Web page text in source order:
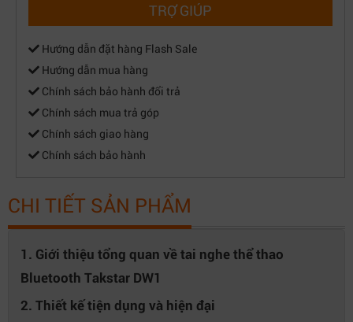
TRỢ GIÚP
Hướng dẫn đặt hàng Flash Sale
Hướng dẫn mua hàng
Chính sách bảo hành đổi trả
Chính sách mua trả góp
Chính sách giao hàng
Chính sách bảo hành
CHI TIẾT SẢN PHẨM
1. Giới thiệu tổng quan về tai nghe thể thao
Bluetooth Takstar DW1
2. Thiết kế tiện dụng và hiện đại